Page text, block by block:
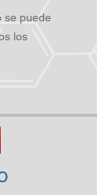
se puede
los